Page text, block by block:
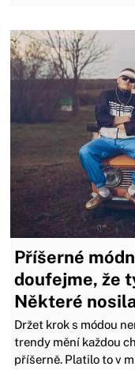
Příšerné
doufejme, že
Některé
Držet krok s módou
trendy mění každou
příšerně. Platilo to v